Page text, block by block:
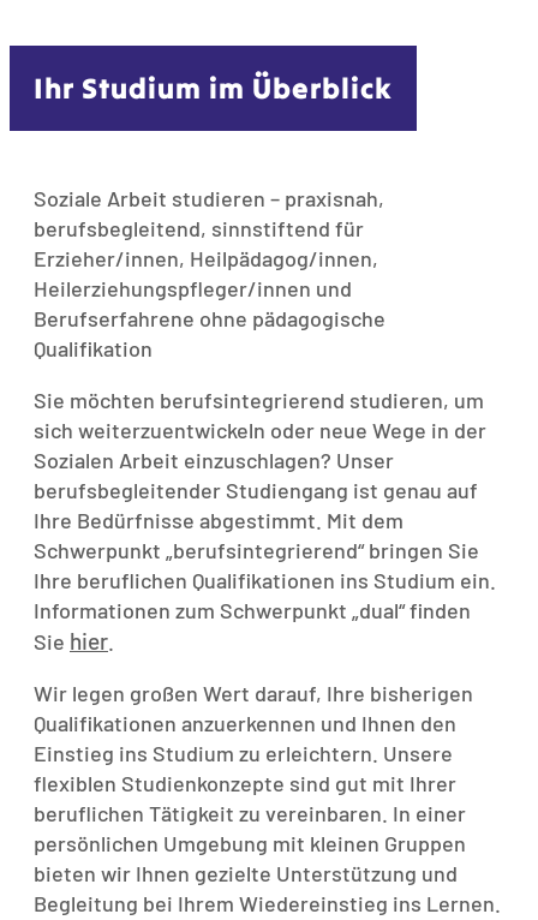
Ihr Studium im Überblick
Soziale Arbeit studieren – praxisnah,
berufsbegleitend, sinnstiftend für
Erzieher/innen, Heilpädagog/innen,
Heilerziehungspfleger/innen und
Berufserfahrene ohne pädagogische
Qualifikation
Sie möchten berufsintegrierend studieren, um
sich weiterzuentwickeln oder neue Wege in der
Sozialen Arbeit einzuschlagen? Unser
berufsbegleitender Studiengang ist genau auf
Ihre Bedürfnisse abgestimmt. Mit dem
Schwerpunkt „berufsintegrierend“ bringen Sie
Ihre beruflichen Qualifikationen ins Studium ein.
Informationen zum Schwerpunkt „dual“ finden
Sie hier
Wir legen großen Wert darauf, Ihre bisherigen
Qualifikationen anzuerkennen und Ihnen den
Einstieg ins Studium zu erleichtern. Unsere
flexiblen Studienkonzepte sind gut mit Ihrer
beruflichen Tätigkeit zu vereinbaren. In einer
persönlichen Umgebung mit kleinen Gruppen
bieten wir Ihnen gezielte Unterstützung und
Begleitung bei Ihrem Wiedereinstieg ins Lernen.